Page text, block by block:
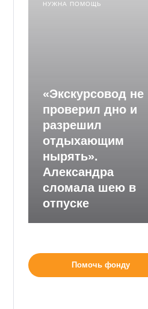
НУЖНА ПОМОЩЬ
«Экскурсовод не
проверил дно и
разрешил
отдыхающим
нырять».
Александра
сломала шею в
отпуске
Помочь фонду